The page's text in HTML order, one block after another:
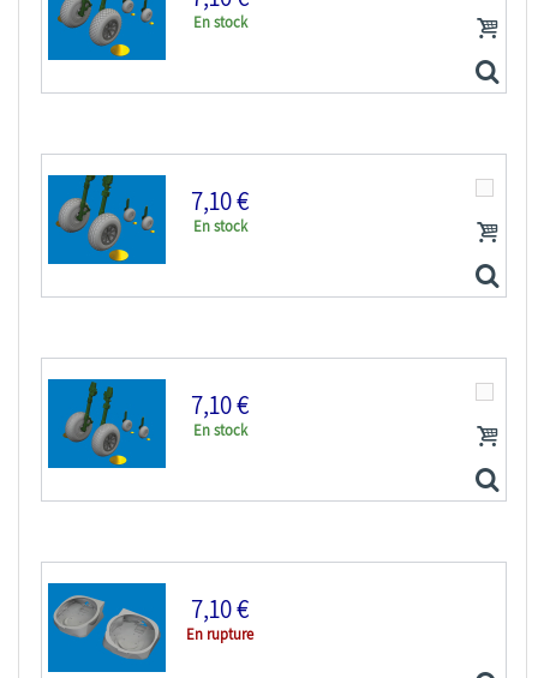
Eduard kit d'amelioration avion brassin Print...
En stock
Eduard kit d'amelioration avion brassin 6481057...
7,10 €
En stock
Eduard kit d'amelioration avion brassin 6481059...
7,10 €
En stock
Eduard kit d'amelioration avion brassin 6481058...
7,10 €
En rupture